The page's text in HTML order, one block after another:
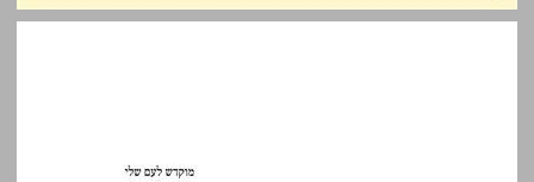
בעל הבית: סיפורו של שלטון הפקידים הישראלי ... 0